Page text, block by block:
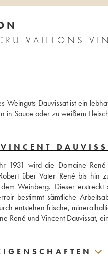
VAILLONS
Weinguts Dauvissat ist ein
in Sauce oder zu weißem
1931 wird die Domaine
über Vater René bis hin
Weinberg. Dieser
bestimmt sämtliche
entstehen frische,
René und Vincent Dauvissat,